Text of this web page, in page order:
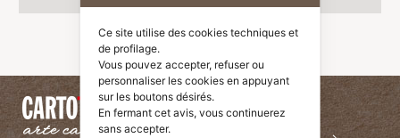
Ce site utilise des cookies techniques et
de profilage.
Vous pouvez accepter, refuser ou
personnaliser les cookies en appuyant
sur les boutons désirés.
En fermant cet avis, vous continuerez
sans accepter.